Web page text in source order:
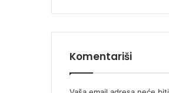
Komentariši